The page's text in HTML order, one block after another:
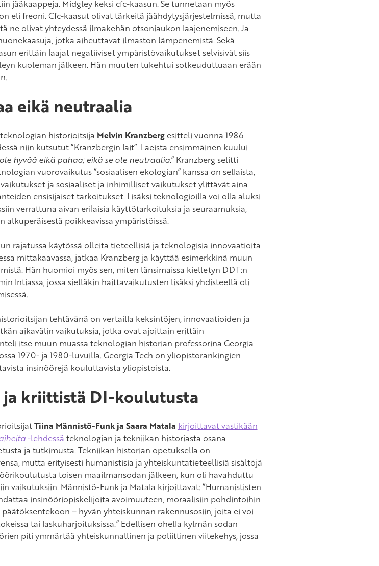
jääkaappeja. Midgley keksi cfc-kaasun. Se tunnetaan myös
eli freoni. Cfc-kaasut olivat tärkeitä jäähdytysjärjestelmissä, mutta
ne olivat yhteydessä ilmakehän otsoniaukon laajenemiseen. Ja
jotka aiheuttavat ilmaston lämpenemistä. Sekä
erittäin laajat negatiiviset ympäristövaikutukset selvisivät siis
kuoleman jälkeen. Hän muuten tukehtui sotkeuduttuaan erään
eikä neutraalia
historioitsija Melvin Kranzbergesitteli vuonna 1986
niin kutsutut ”Kranzbergin lait”. Laeista ensimmäinen kuului
hyvää eikä pahaa; eikä se ole neutraalia.” Kranzberg selitti
vuorovaikutus ”sosiaalisen ekologian” kanssa on sellaista,
ja sosiaaliset ja inhimilliset vaikutukset ylittävät aina
ensisijaiset tarkoitukset. Lisäksi teknologioilla voi olla aluksi
verrattuna aivan erilaisia käyttötarkoituksia ja seuraamuksia,
poikkeavissa ympäristöissä.
rajatussa käytössä olleita tieteellisiä ja teknologisia innovaatioita
mittakaavassa, jatkaa Kranzberg ja käyttää esimerkkinä muun
Hän huomioi myös sen, miten länsimaissa kielletyn DDT:n
Intiassa, jossa sielläkin haittavaikutusten lisäksi yhdisteellä oli
tehtävänä on vertailla keksintöjen, innovaatioiden ja
aikavälin vaikutuksia, jotka ovat ajoittain erittäin
itse muun muassa teknologian historian professorina Georgia
1970- ja 1980-luvuilla. Georgia Tech on yliopistorankingien
insinöörejä kouluttavista yliopistoista.
kriittistä DI-koulutusta
Tiina Männistö-Funk ja Saara Matala kirjoittavat vastikään
-lehdessä teknologian ja tekniikan historiasta osana
ja tutkimusta. Tekniikan historian opetuksella on
mutta erityisesti humanistisia ja yhteiskuntatieteellisiä sisältöjä
toisen maailmansodan jälkeen, kun oli havahduttu
vaikutuksiin. Männistö-Funk ja Matala kirjoittavat: ”Humanististen
insinööriopiskelijoita avoimuuteen, moraalisiin pohdintoihin
– hyvän yhteiskunnan rakennusosiin, joita ei voi
tai laskuharjoituksissa.” Edellisen ohella kylmän sodan
piti ymmärtää yhteiskunnallinen ja poliittinen viitekehys, jossa